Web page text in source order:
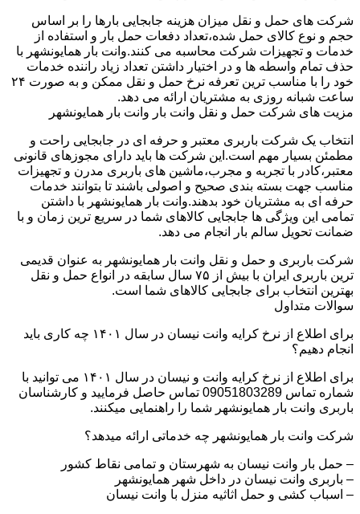
شرکت های حمل و نقل میزان هزینه جابجایی بارها را بر اساس
حجم و نوع کالای حمل شده،تعداد دفعات حمل بار و استفاده از
خدمات و تجهیزات شرکت محاسبه می کنند.وانت بار همایونشهر با
حذف تمام واسطه ها و در اختیار داشتن تعداد زیاد راننده خدمات
خود را با مناسب ترین تعرفه نرخ حمل و نقل ممکن و به صورت ۲۴
ساعت شبانه روزی به مشتریان ارائه می دهد.
مزیت های شرکت حمل و نقل وانت بار وانت بار همایونشهر
انتخاب یک شرکت باربری معتبر و حرفه ای در جابجایی راحت و
مطمئن بسیار مهم است.این شرکت ها باید دارای مجوزهای قانونی
معتبر،کادر با تجربه و مجرب،ماشین های باربری مدرن و تجهیزات
مناسب جهت بسته بندی صحیح و اصولی باشند تا بتوانند خدمات
حرفه ای به مشتریان خود بدهند.وانت بار همایونشهر با داشتن
تمامی این ویژگی ها جابجایی کالاهای شما در سریع ترین زمان و با
ضمانت تحویل سالم بار انجام می دهد.
شرکت باربری و حمل و نقل وانت بار همایونشهر به عنوان قدیمی
ترین باربری ایران با بیش از ۷۵ سال سابقه در انواع حمل و نقل
بهترین انتخاب برای جابجایی کالاهای شما است.
سوالات متداول
برای اطلاع از نرخ کرایه وانت نیسان در سال ۱۴۰۱ چه کاری باید
انجام دهیم؟
برای اطلاع از نرخ کرایه وانت و نیسان در سال ۱۴۰۱ می توانید با
شماره تماس 09051803289 تماس حاصل فرمایید و کارشناسان
باربری وانت بار همایونشهر شما را راهنمایی میکنند.
شرکت وانت بار همایونشهر چه خدماتی ارائه میدهد؟
– حمل بار وانت نیسان به شهرستان و تمامی نقاط کشور
– باربری وانت نیسان در داخل شهر همایونشهر
– اسباب کشی و حمل اثاثیه منزل با وانت نیسان